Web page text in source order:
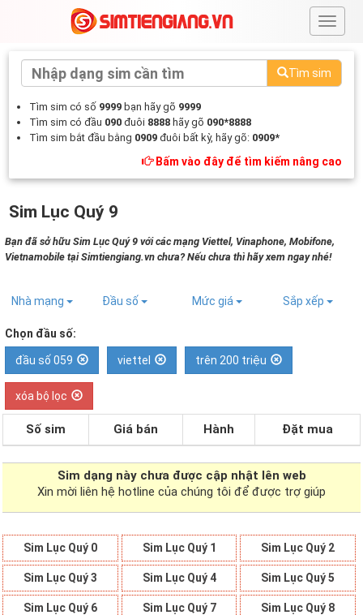
#
Tìm sim
Tìm sim có số 9999 bạn hãy gõ 9999
Tìm sim có đầu 090 đuôi 8888 hãy gõ 090*8888
Tìm sim bắt đầu bằng 0909 đuôi bất kỳ, hãy gõ: 0909*
Bấm vào đây để tìm kiếm nâng cao
Sim Lục Quý 9
Bạn đã sở hữu Sim Lục Quý 9 với các mạng Viettel, Vinaphone, Mobifone,
Vietnamobile tại Simtiengiang.vn chưa? Nếu chưa thì hãy xem ngay nhé!
Nhà mạng Đầu số Mức giá Sắp xếp
Chọn đầu số:
đầu số 059 viettel trên 200 triệu
xóa bộ lọc
Số sim Giá bán Hành Đặt mua
Sim dạng này chưa được cập nhật lên web
Xin mời liên hệ hotline của chúng tôi để được trợ giúp
Sim Lục Quý 0 Sim Lục Quý 1 Sim Lục Quý 2
Sim Lục Quý 3 Sim Lục Quý 4 Sim Lục Quý 5
Sim Lục Quý 6 Sim Lục Quý 7 Sim Lục Quý 8